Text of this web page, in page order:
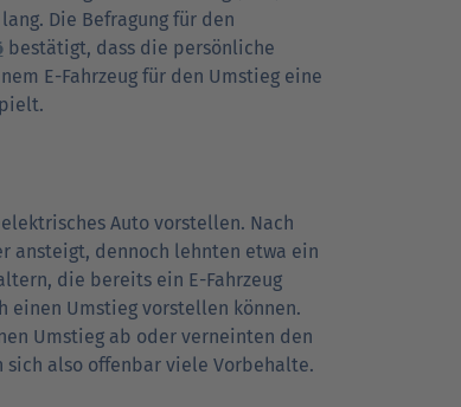
Die Befra­gung für den
bestätigt, dass die persön­liche
E-Fahr­zeug für den Um­stieg eine
Auto vor­stellen. Nach
an­steigt, den­noch lehn­ten etwa ein
die bereits ein E-Fahrzeug
einen Umstieg vor­stellen können.
Um­stieg ab oder ver­nein­ten den
also offen­bar viele Vorbe­halte.